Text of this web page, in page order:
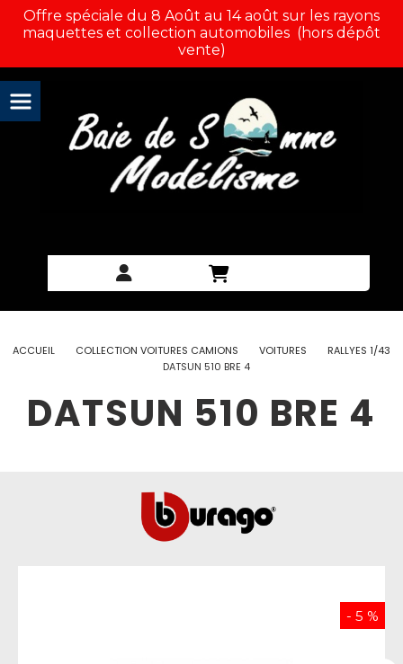
Offre spéciale du 8 Août au 14 août sur les rayons
maquettes et collection automobiles (hors dépôt
vente)
ACCUEIL COLLECTION VOITURES CAMIONS VOITURES
RALLYES 1/43
DATSUN 510 BRE 4
DATSUN 510 BRE 4
- 5 %
Panneau de gestion des cookies